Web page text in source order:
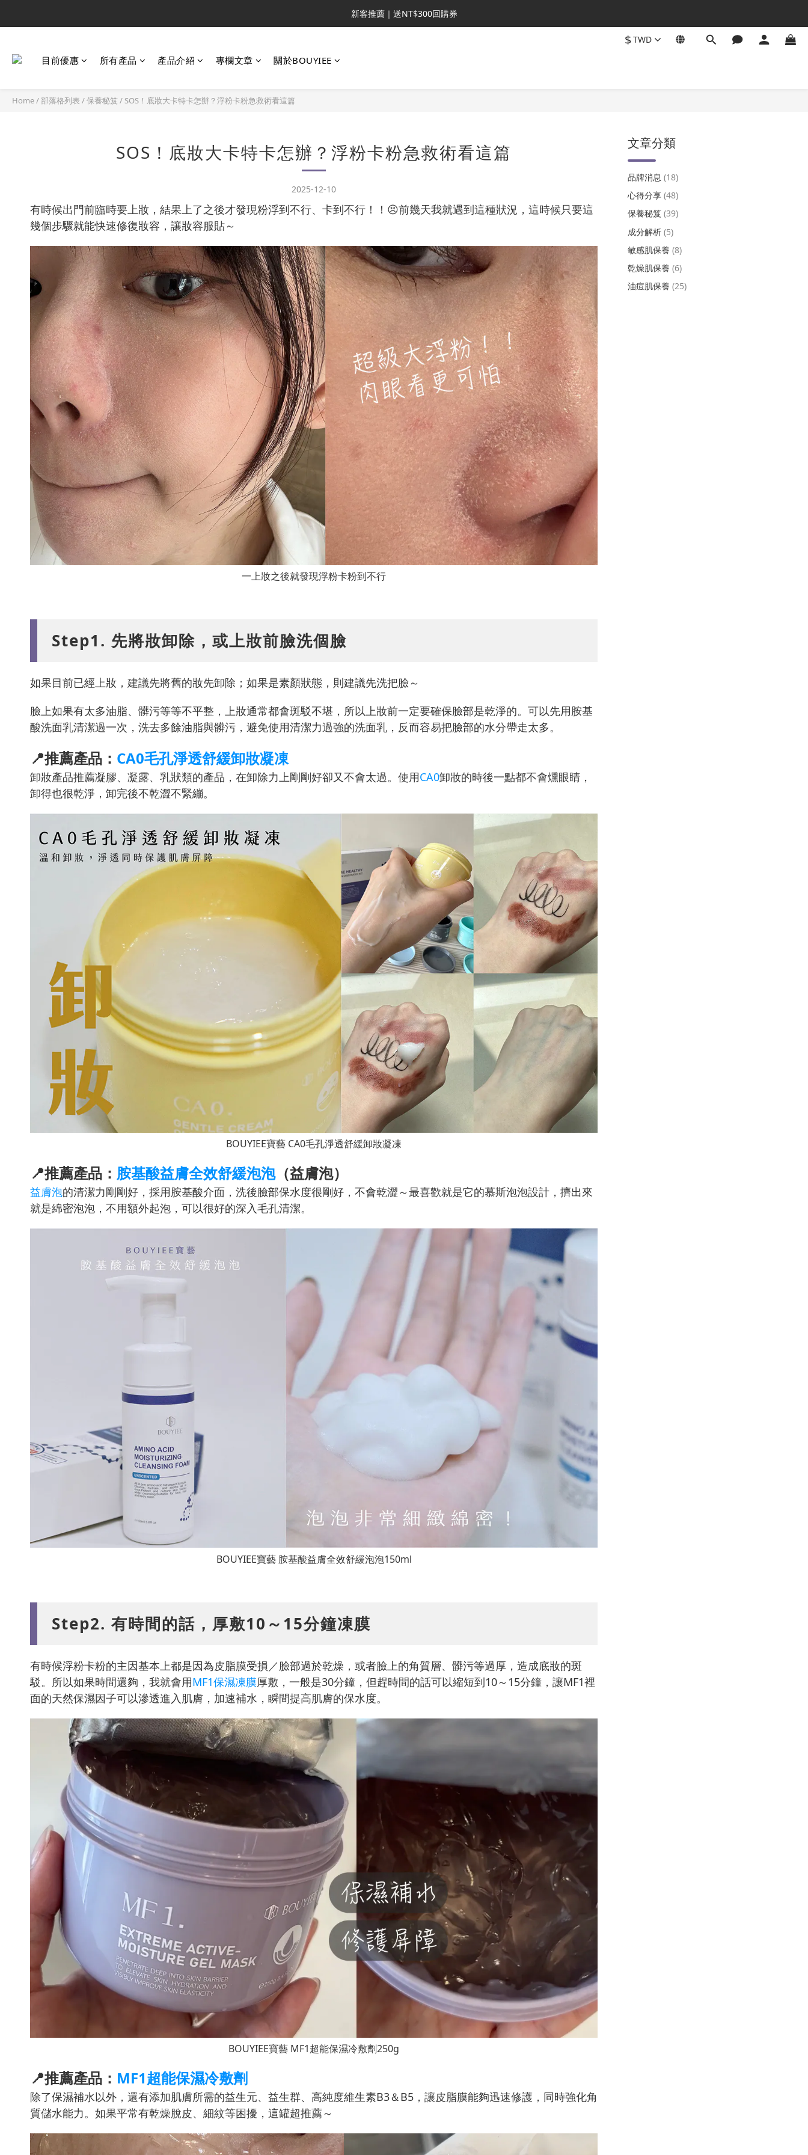
新客推薦｜送NT$300回購券
新客推薦｜送NT$300回購券
$TWD
目前優惠 所有產品 產品介紹 專欄文章 關於BOUYIEE
Home/部落格列表 /保養秘笈 / SOS！底妝大卡特卡怎辦？浮粉卡粉急救術看這篇
SOS！底妝大卡特卡怎辦？浮粉卡粉急救術看這篇
2025-12-10
有時候出門前臨時要上妝，結果上了之後才發現粉浮到不行、卡到不行！！😣前幾天我就遇到這種狀況，這時候只要這
幾個步驟就能快速修復妝容，讓妝容服貼～
一上妝之後就發現浮粉卡粉到不行
Step1. 先將妝卸除，或上妝前臉洗個臉
如果目前已經上妝，建議先將舊的妝先卸除；如果是素顏狀態，則建議先洗把臉～
臉上如果有太多油脂、髒污等等不平整，上妝通常都會斑駁不堪，所以上妝前一定要確保臉部是乾淨的。可以先用胺基
酸洗面乳清潔過一次，洗去多餘油脂與髒污，避免使用清潔力過強的洗面乳，反而容易把臉部的水分帶走太多。
📍推薦產品： CA0毛孔淨透舒緩卸妝凝凍
卸妝產品推薦凝膠、凝露、乳狀類的產品，在卸除力上剛剛好卻又不會太過。使用CA0卸妝的時後一點都不會燻眼睛，
卸得也很乾淨，卸完後不乾澀不緊繃。
BOUYIEE寶藝 CA0毛孔淨透舒緩卸妝凝凍
📍推薦產品： 胺基酸益膚全效舒緩泡泡（益膚泡）
益膚泡的清潔力剛剛好，採用胺基酸介面，洗後臉部保水度很剛好，不會乾澀～最喜歡就是它的慕斯泡泡設計，擠出來
就是綿密泡泡，不用額外起泡，可以很好的深入毛孔清潔。
BOUYIEE寶藝 胺基酸益膚全效舒緩泡泡150ml
Step2. 有時間的話，厚敷10～15分鐘凍膜
有時候浮粉卡粉的主因基本上都是因為皮脂膜受損／臉部過於乾燥，或者臉上的角質層、髒污等過厚，造成底妝的斑
駁。所以如果時間還夠，我就會用MF1保濕凍膜厚敷，一般是30分鐘，但趕時間的話可以縮短到10～15分鐘，讓MF1裡
面的天然保濕因子可以滲透進入肌膚，加速補水，瞬間提高肌膚的保水度。
BOUYIEE寶藝 MF1超能保濕冷敷劑250g
📍推薦產品： MF1超能保濕冷敷劑
除了保濕補水以外，還有添加肌膚所需的益生元、益生群、高純度維生素B3＆B5，讓皮脂膜能夠迅速修護，同時強化角
質儲水能力。如果平常有乾燥脫皮、細紋等困擾，這罐超推薦～
文章分類
品牌消息 (18)
心得分享 (48)
保養秘笈 (39)
成分解析 (5)
敏感肌保養 (8)
乾燥肌保養 (6)
油痘肌保養 (25)